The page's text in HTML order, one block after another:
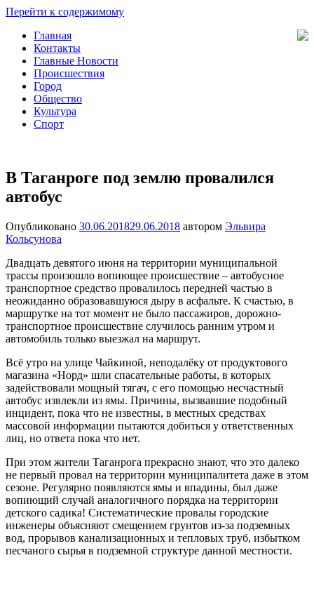
Перейти к содержимому
Новости
Таганрога
Общество,
Происшествия,
Спорт,
Новости
Города
Главная
Контакты
Главные Новости
Происшествия
Город
Общество
Культура
Спорт
В Таганроге под землю провалился
автобус
Опубликовано 30.06.201829.06.2018 автором Эльвира
Кольсунова
Двадцать девятого июня на территории муниципальной
трассы произошло вопиющее происшествие – автобусное
транспортное средство провалилось передней частью в
неожиданно образовавшуюся дыру в асфальте. К счастью, в
маршрутке на тот момент не было пассажиров, дорожно-
транспортное происшествие случилось ранним утром и
автомобиль только выезжал на маршрут.
Всё утро на улице Чайкиной, неподалёку от продуктового
магазина «Норд» шли спасательные работы, в которых
задействовали мощный тягач, с его помощью несчастный
автобус извлекли из ямы. Причины, вызвавшие подобный
инцидент, пока что не известны, в местных средствах
массовой информации пытаются добиться у ответственных
лиц, но ответа пока что нет.
При этом жители Таганрога прекрасно знают, что это далеко
не первый провал на территории муниципалитета даже в этом
сезоне. Регулярно появляются ямы и впадины, был даже
вопиющий случай аналогичного порядка на территории
детского садика! Систематические провалы городские
инженеры объясняют смещением грунтов из-за подземных
вод, прорывов канализационных и тепловых труб, избытком
песчаного сырья в подземной структуре данной местности.